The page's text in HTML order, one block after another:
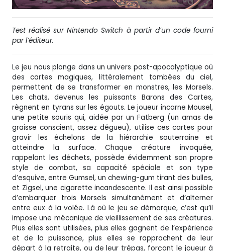
Test réalisé sur Nintendo Switch à partir d’un code fourni
par l’éditeur.
Le jeu nous plonge dans un univers post-apocalyptique où
des cartes magiques, littéralement tombées du ciel,
permettent de se transformer en monstres, les Morsels.
Les chats, devenus les puissants Barons des Cartes,
règnent en tyrans sur les égouts. Le joueur incarne Mousel,
une petite souris qui, aidée par un Fatberg (un amas de
graisse conscient, assez dégueu), utilise ces cartes pour
gravir les échelons de la hiérarchie souterraine et
atteindre la surface. Chaque créature invoquée,
rappelant les déchets, possède évidemment son propre
style de combat, sa capacité spéciale et son type
d’esquive, entre Gumsel, un chewing-gum tirant des bulles,
et Zigsel, une cigarette incandescente. Il est ainsi possible
d’embarquer trois Morsels simultanément et d’alterner
entre eux à la volée. Là où le jeu se démarque, c’est qu’il
impose une mécanique de vieillissement de ses créatures.
Plus elles sont utilisées, plus elles gagnent de l’expérience
et de la puissance, plus elles se rapprochent de leur
départ à la retraite, ou de leur trépas, forçant le joueur à